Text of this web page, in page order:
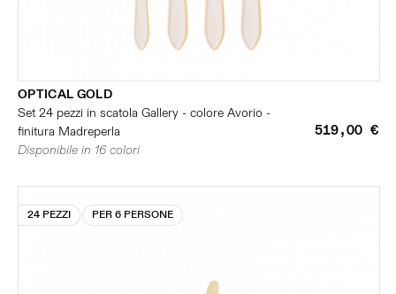
OPTICAL GOLD
Set 24 pezzi in scatola Gallery - colore Avorio -
finitura Madreperla
519,00 €
Disponibile in 16 colori
24 PEZZI PER 6 PERSONE